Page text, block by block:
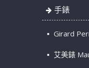
手錶
Girard
艾美錶